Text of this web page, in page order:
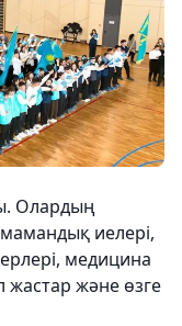
Олардың
иелері,
медицина
және өзге